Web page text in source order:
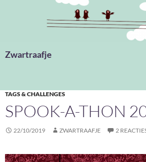
Zwartraafje
TAGS & CHALLENGES
SPOOK-A-THON
22/10/2019 ZWARTRAAFJE 2